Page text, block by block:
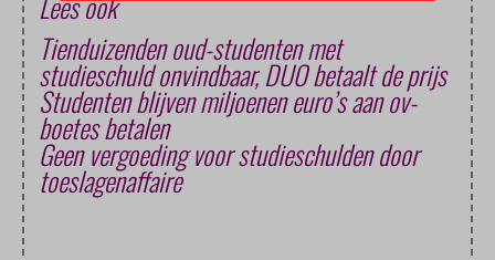
Tienduizenden oud-studenten met
studieschuld onvindbaar, DUO betaalt de prijs
Studenten blijven miljoenen euro’s aan ov-
boetes betalen
Geen vergoeding voor studieschulden door
toeslagenaffaire